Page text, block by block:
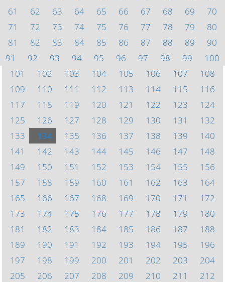
61
62 63 64 65 66 67 68 69
70
71
72 73 74 75 76 77 78 79
80
81
82 83 84 85 86 87 88 89
90
91
92 93 94 95 96 97 98 99
100
101
102 103 104 105 106 107
108
109
110 111 112 113 114 115
116
117
118 119 120 121 122 123
124
125
126 127 128 129 130 131
132
133
134 135 136 137 138 139
140
141
142 143 144 145 146 147
148
149
150 151 152 153 154 155
156
157
158 159 160 161 162 163
164
165
166 167 168 169 170 171
172
173
174 175 176 177 178 179
180
181
182 183 184 185 186 187
188
189
190 191 192 193 194 195
196
197
198 199 200 201 202 203
204
205
206 207 208 209 210 211
212